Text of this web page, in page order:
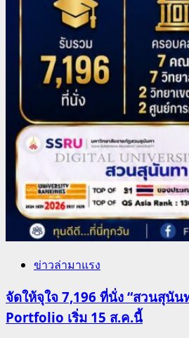
ข่าวล่ามาแรง
จัดให้จุใจ 7,196 ที่นั่ง “สวนสุนัน
Portfolio เริ่ม 15 ส.ค.นี้